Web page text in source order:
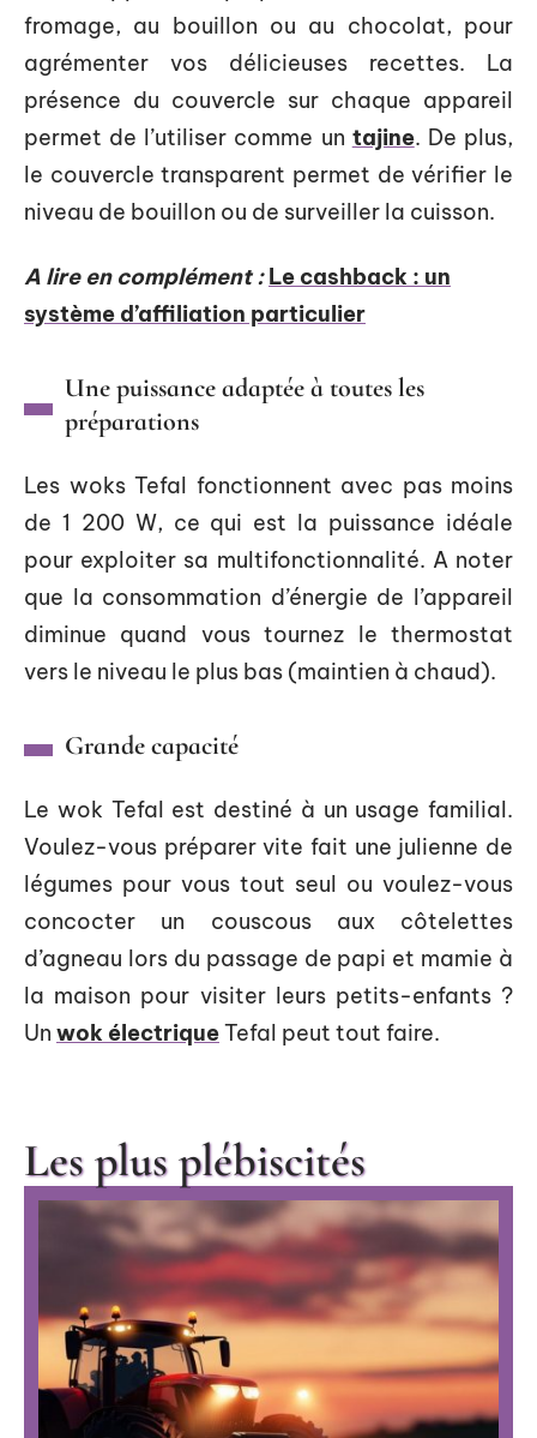
fromage, au bouillon ou au chocolat, pour
agrémenter vos délicieuses recettes. La
présence du couvercle sur chaque appareil
permet de l’utiliser comme un tajine. De plus,
le couvercle transparent permet de vérifier le
niveau de bouillon ou de surveiller la cuisson.
A lire en complément : Le cashback : un
système d’affiliation particulier
Une puissance adaptée à toutes les
préparations
Les woks Tefal fonctionnent avec pas moins
de 1 200 W, ce qui est la puissance idéale
pour exploiter sa multifonctionnalité. A noter
que la consommation d’énergie de l’appareil
diminue quand vous tournez le thermostat
vers le niveau le plus bas (maintien à chaud).
Grande capacité
Le wok Tefal est destiné à un usage familial.
Voulez-vous préparer vite fait une julienne de
légumes pour vous tout seul ou voulez-vous
concocter un couscous aux côtelettes
d’agneau lors du passage de papi et mamie à
la maison pour visiter leurs petits-enfants ?
Un wok électriqueTefal peut tout faire.
Les plus plébiscités